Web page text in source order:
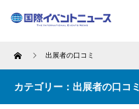
Home 出展者の口コミ
カテゴリー：出展者の口コミ